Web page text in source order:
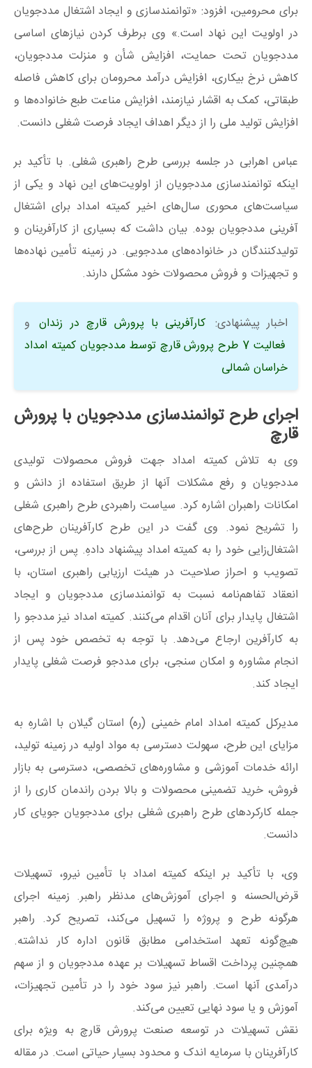
برای محرومین، افزود: «توانمندسازی و ایجاد اشتغال مددجویان
در اولویت این نهاد است.» وی برطرف کردن نیازهای اساسی
مددجویان تحت حمایت، افزایش شأن و منزلت مددجویان،
کاهش نرخ بیکاری، افزایش درآمد محرومان برای کاهش فاصله
طبقاتی، کمک به اقشار نیازمند، افزایش مناعت طبع خانواده‌ها و
افزایش تولید ملی را از دیگر اهداف ایجاد فرصت شغلی دانست.
عباس اهرابی در جلسه بررسی طرح راهبری شغلی. با تأکید بر
اینکه توانمندسازی مددجویان از اولویت‌های این نهاد و یکی از
سیاست‌های محوری سال‌های اخیر کمیته امداد برای اشتغال
آفرینی مددجویان بوده. بیان داشت که بسیاری از کارآفرینان و
تولیدکنندگان در خانواده‌های مددجویی. در زمینه تأمین نهاده‌ها
و تجهیزات و فروش محصولات خود مشکل دارند.
اخبار پیشنهادی: کارآفرینی با پرورش قارچ در زندان و
فعالیت 7 طرح پرورش قارچ توسط مددجویان کمیته امداد
خراسان شمالی
اجرای طرح توانمندسازی مددجویان با پرورش
قارچ
وی به تلاش کمیته امداد جهت فروش محصولات تولیدی
مددجویان و رفع مشکلات آنها از طریق استفاده از دانش و
امکانات راهبران اشاره کرد. سیاست راهبردی طرح راهبری شغلی
را تشریح نمود. وی گفت در این طرح کارآفرینان طرح‌های
اشتغال‌زایی خود را به کمیته امداد پیشنهاد دادهِ. پس از بررسی،
تصویب و احراز صلاحیت در هیئت ارزیابی راهبری استان، با
انعقاد تفاهم‌نامه نسبت به توانمندسازی مددجویان و ایجاد
اشتغال پایدار برای آنان اقدام می‌کنند. کمیته امداد نیز مددجو را
به کارآفرین ارجاع می‌دهد. با توجه به تخصص خود پس از
انجام مشاوره و امکان سنجی، برای مددجو فرصت شغلی پایدار
ایجاد کند.
مدیرکل کمیته امداد امام خمینی (ره) استان گیلان با اشارهِ به
مزایای این طرح، سهولت دسترسی به مواد اولیه در زمینه تولید،
ارائه خدمات آموزشی و مشاوره‌های تخصصی، دسترسی به بازار
فروش، خرید تضمینی محصولات و بالا بردن راندمان کاری را از
جمله کارکردهای طرح راهبری شغلی برای مددجویان جویای کار
دانست.
وی، با تأکید بر اینکه کمیته امداد با تأمین نیرو، تسهیلات
قرض‌الحسنه و اجرای آموزش‌های مدنظر راهبر. زمینه اجرای
هرگونه طرح و پروژه را تسهیل می‌کند، تصریح کرد. راهبر
هیچ‌گونه تعهد استخدامی مطابق قانون اداره کار نداشته.
همچنین پرداخت اقساط تسهیلات بر عهده مددجویان و از سهم
درآمدی آنها است. راهبر نیز سود خود را در تأمین تجهیزات،
آموزش و یا سود نهایی تعیین می‌کند.
نقش تسهیلات در توسعه صنعت پرورش قارچ به ویژه برای
کارآفرینان با سرمایه اندک و محدود بسیار حیاتی است. در مقاله